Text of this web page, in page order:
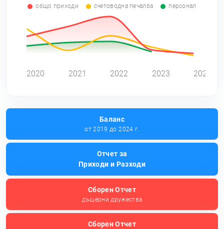
общо приходи счетоводна печалба персонал
2020 2021 2022 2023 2024
Баланс
от 2019 до 2024 г.
Отчет за
Приходи и Разходи
Сборен Отчет
дъщерни дружества
Сборен Отчет